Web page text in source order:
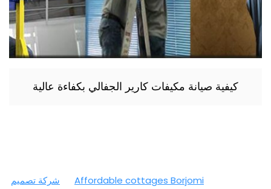
كيفية صيانة مكيفات كارير الجفالي بكفاءة عالية
Affordable cottages Borjomi
شركة تصميم